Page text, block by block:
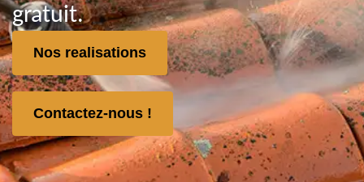
gratuit.
Nos realisations
Contactez-nous !